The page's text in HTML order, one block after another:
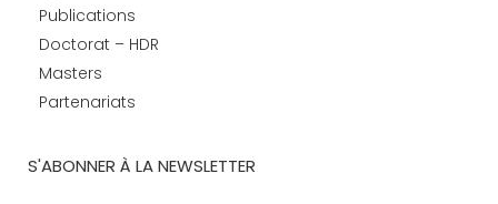
Publications
Doctorat – HDR
Masters
Partenariats
S'ABONNER À LA NEWSLETTER